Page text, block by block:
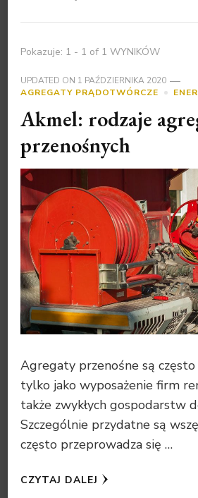
Pokazuje: 1 - 1 of 1 WYNIKÓW
UPDATED ON 1 PAŹDZIERNIKA 2020
AGREGATY PRĄDOTWÓRCZE
Akmel: rodzaje
przenośnych
Agregaty przenośne są
tylko jako wyposażenie firm
także zwykłych gospodarstw
Szczególnie przydatne są
często przeprowadza się …
CZYTAJ DALEJ